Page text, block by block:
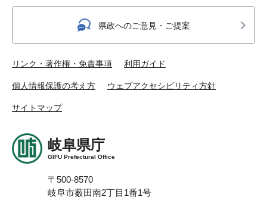
県政へのご意見・ご提案
リンク・著作権・免責事項 利用ガイド
個人情報保護の考え方 ウェブアクセシビリティ方針
サイトマップ
岐阜県庁
GIFU Prefectural Office
〒500-8570
岐阜市薮田南2丁目1番1号